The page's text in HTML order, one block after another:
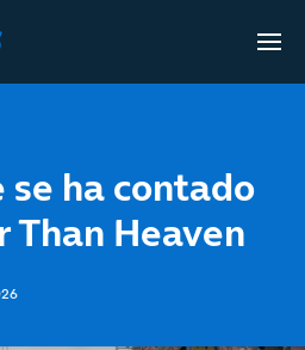
se ha contado
Than Heaven